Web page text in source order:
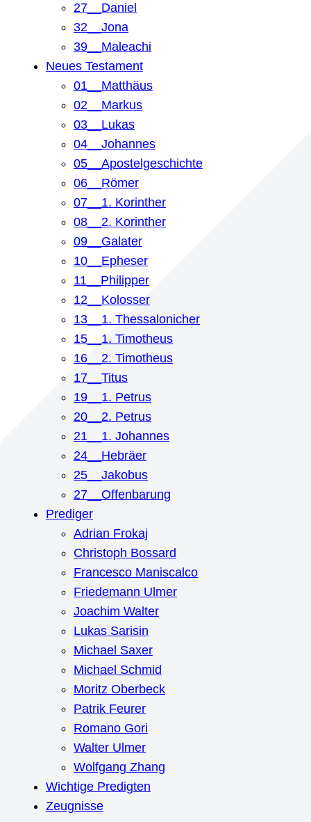
27__Daniel
32__Jona
39__Maleachi
Neues Testament
01__Matthäus
02__Markus
03__Lukas
04__Johannes
05__Apostelgeschichte
06__Römer
07__1. Korinther
08__2. Korinther
09__Galater
10__Epheser
11__Philipper
12__Kolosser
13__1. Thessalonicher
15__1. Timotheus
16__2. Timotheus
17__Titus
19__1. Petrus
20__2. Petrus
21__1. Johannes
24__Hebräer
25__Jakobus
27__Offenbarung
Prediger
Adrian Frokaj
Christoph Bossard
Francesco Maniscalco
Friedemann Ulmer
Joachim Walter
Lukas Sarisin
Michael Saxer
Michael Schmid
Moritz Oberbeck
Patrik Feurer
Romano Gori
Walter Ulmer
Wolfgang Zhang
Wichtige Predigten
Zeugnisse